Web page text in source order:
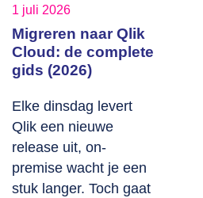
1 juli 2026
Migreren naar Qlik
Cloud: de complete
gids (2026)
Elke dinsdag levert
Qlik een nieuwe
release uit, on-
premise wacht je een
stuk langer. Toch gaat